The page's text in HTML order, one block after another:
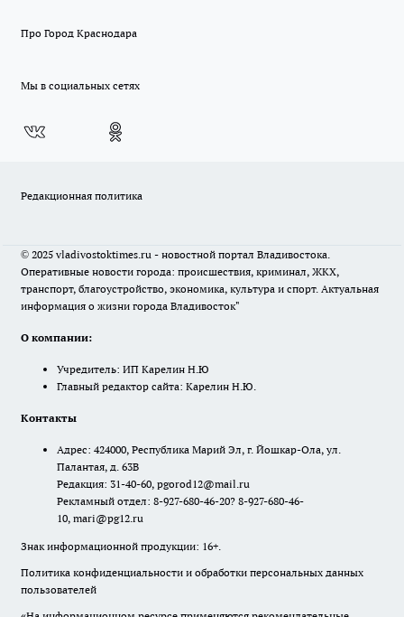
Про Город Краснодара
Мы в социальных сетях
Редакционная политика
© 2025 vladivostoktimes.ru - новостной портал Владивостока.
Оперативные новости города: происшествия, криминал, ЖКХ,
транспорт, благоустройство, экономика, культура и спорт. Актуальная
информация о жизни города Владивосток"
О компании:
Учредитель: ИП Карелин Н.Ю
Главный редактор сайта: Карелин Н.Ю.
Контакты
Адрес: 424000, Республика Марий Эл, г. Йошкар-Ола, ул.
Палантая, д. 63В
Редакция: 31-40-60, pgorod12@mail.ru
Рекламный отдел: 8-927-680-46-20? 8-927-680-46-
10, mari@pg12.ru
Знак информационной продукции: 16+.
Политика конфиденциальности и обработки персональных данных
пользователей